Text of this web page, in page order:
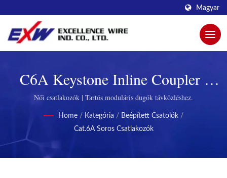
Magyar
C6A Keystone Inline Coupler |
Innovatív Moduláris Dugók A
Jobb Kapcsolódásért A Excellence
Női csatlakozók | Tartós moduláris dugók távközléshez.
Home / Kategória / Beépített Csatolók /
Cat.6A Soros Csatlakozók